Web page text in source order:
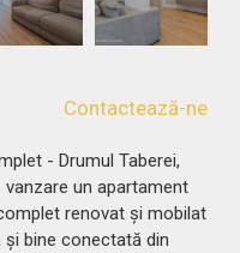
Contactează-ne
- Drumul Taberei,
vanzare un apartament
renovat și mobilat
bine conectată din